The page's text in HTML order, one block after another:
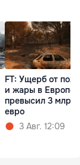
FT: Ущерб от
и жары в Европе
превысил 3 млрд
евро
3 Авг. 12:09